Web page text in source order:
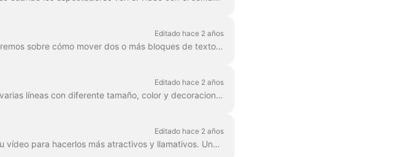
Editado hace 2 años
Ya aprendiste aquí 'cómo añadir texto a mi vídeo' . Aquí hablaremos sobre cómo mover dos o más bloques de texto alrededor del vídeo en Wave.video ...
Editado hace 2 años
Cualquier bloque de texto en wave.video se puede dividir en varias líneas con diferente tamaño, color y decoraciones. Para añadir una línea, selecciona tu texto. Si estás ...
Editado hace 2 años
Puedes añadir efectos animados a los mensajes de texto de tu vídeo para hacerlos más atractivos y llamativos. Una vez que hayas añadido texto a tu vídeo, ...